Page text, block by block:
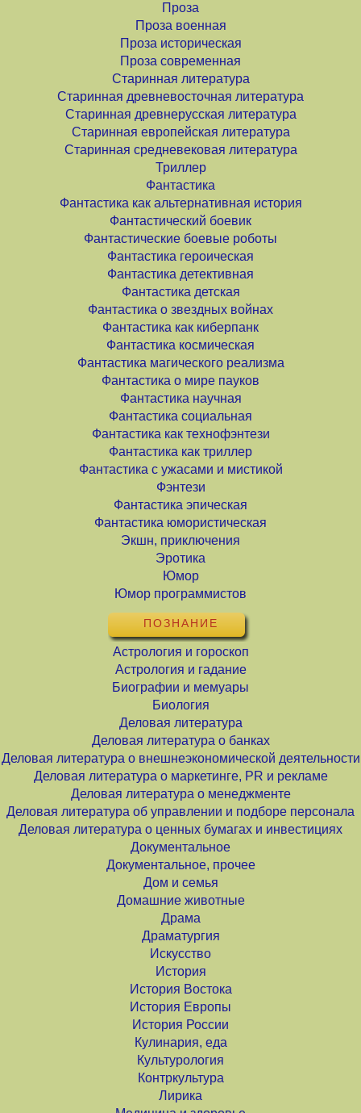
Проза
Проза военная
Проза историческая
Проза современная
Старинная литература
Старинная древневосточная литература
Старинная древнерусская литература
Старинная европейская литература
Старинная средневековая литература
Триллер
Фантастика
Фантастика как альтернативная история
Фантастический боевик
Фантастические боевые роботы
Фантастика героическая
Фантастика детективная
Фантастика детская
Фантастика о звездных войнах
Фантастика как киберпанк
Фантастика космическая
Фантастика магического реализма
Фантастика о мире пауков
Фантастика научная
Фантастика социальная
Фантастика как технофэнтези
Фантастика как триллер
Фантастика с ужасами и мистикой
Фэнтези
Фантастика эпическая
Фантастика юмористическая
Экшн, приключения
Эротика
Юмор
Юмор программистов
ПОЗНАНИЕ
Астрология и гороскоп
Астрология и гадание
Биографии и мемуары
Биология
Деловая литература
Деловая литература о банках
Деловая литература о внешнеэкономической деятельности
Деловая литература о маркетинге, PR и рекламе
Деловая литература о менеджменте
Деловая литература об управлении и подборе персонала
Деловая литература о ценных бумагах и инвестициях
Документальное
Документальное, прочее
Дом и семья
Домашние животные
Драма
Драматургия
Искусство
История
История Востока
История Европы
История России
Кулинария, еда
Культурология
Контркультура
Лирика